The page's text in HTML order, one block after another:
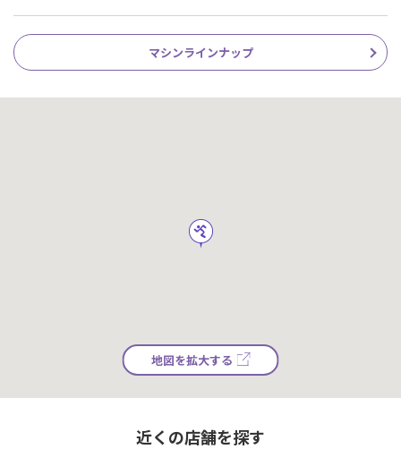
マシンラインナップ
地図を拡大する
近くの店舗を探す